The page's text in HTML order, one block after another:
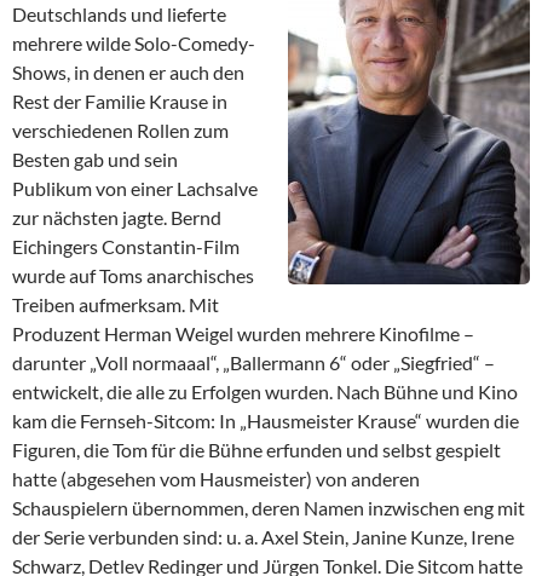
Deutschlands und lieferte
mehrere wilde Solo-Comedy-
Shows, in denen er auch den
Rest der Familie Krause in
verschiedenen Rollen zum
Besten gab und sein
Publikum von einer Lachsalve
zur nächsten jagte. Bernd
Eichingers Constantin-Film
wurde auf Toms anarchisches
Treiben aufmerksam. Mit
Produzent Herman Weigel wurden mehrere Kinofilme –
darunter „Voll normaaal“, „Ballermann 6“ oder „Siegfried“ –
entwickelt, die alle zu Erfolgen wurden. Nach Bühne und Kino
kam die Fernseh-Sitcom: In „Hausmeister Krause“ wurden die
Figuren, die Tom für die Bühne erfunden und selbst gespielt
hatte (abgesehen vom Hausmeister) von anderen
Schauspielern übernommen, deren Namen inzwischen eng mit
der Serie verbunden sind: u. a. Axel Stein, Janine Kunze, Irene
Schwarz, Detlev Redinger und Jürgen Tonkel. Die Sitcom hatte